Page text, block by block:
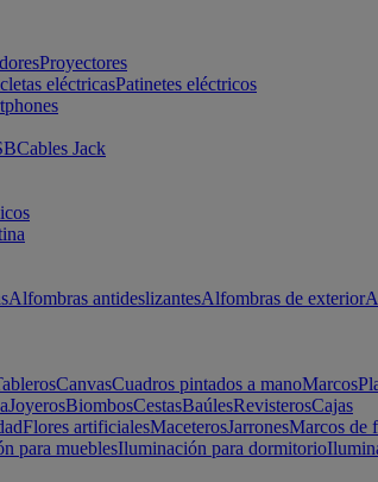
Proyectores
eléctricasPatinetes eléctricos
Cables Jack
Alfombras antideslizantesAlfombras de exterior
CanvasCuadros pintados a manoMarcos
JoyerosBiombosCestasBaúlesRevisterosCajas
Flores artificialesMaceterosJarronesMarcos de
para mueblesIluminación para dormitorio